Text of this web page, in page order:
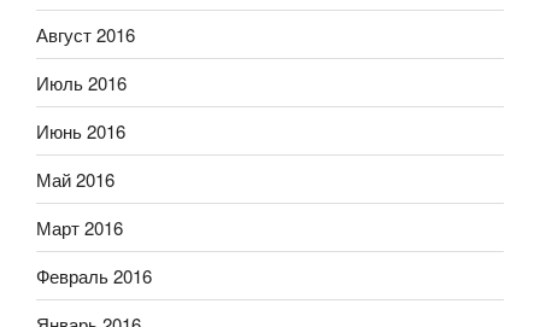
Август 2016
Июль 2016
Июнь 2016
Май 2016
Март 2016
Февраль 2016